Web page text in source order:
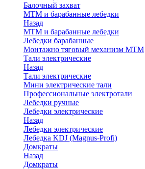
Балочный захват
МТМ и барабанные лебедки
Назад
МТМ и барабанные лебедки
Лебедки барабанные
Монтажно тяговый механизм МТМ
Тали электрические
Назад
Тали электрические
Мини электрические тали
Профессиональные электротали
Лебедки ручные
Лебедки электрические
Назад
Лебедки электрические
Лебедка KDJ (Magnus-Profi)
Домкраты
Назад
Домкраты